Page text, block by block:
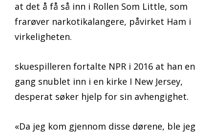
at det å få så inn i Rollen Som Little, som
frarøver narkotikalangere, påvirket Ham i
virkeligheten.
skuespilleren fortalte NPR i 2016 at han en
gang snublet inn i en kirke I New Jersey,
desperat søker hjelp for sin avhengighet.
«Da jeg kom gjennom disse dørene, ble jeg